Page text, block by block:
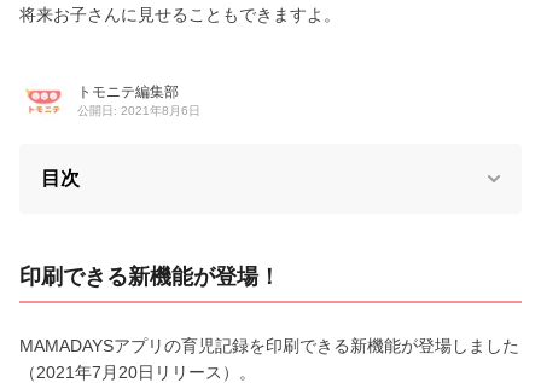
将来お子さんに見せることもできますよ。
トモニテ編集部
公開日: 2021年8月6日
目次
印刷できる新機能が登場！
MAMADAYSアプリの育児記録を印刷できる新機能が登場しました
（2021年7月20日リリース）。